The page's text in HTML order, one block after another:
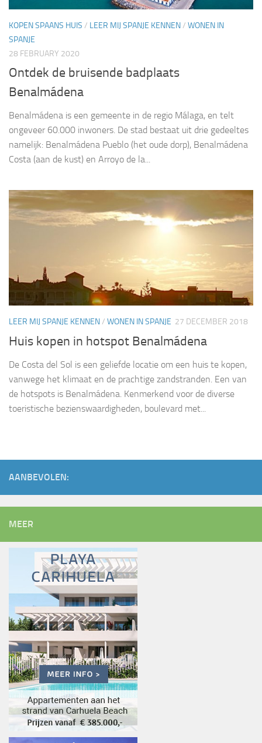
KOPEN SPAANS HUIS / LEER MIJ SPANJE KENNEN/ WONEN IN
SPANJE
28 FEBRUARY 2020
Ontdek de bruisende badplaats
Benalmádena
Benalmádena is een gemeente in de regio Málaga, en telt
ongeveer 60.000 inwoners. De stad bestaat uit drie gedeeltes
namelijk: Benalmádena Pueblo (het oude dorp), Benalmádena
Costa (aan de kust) en Arroyo de la...
LEER MIJ SPANJE KENNEN/ WONEN IN SPANJE 27 DECEMBER 2018
Huis kopen in hotspot Benalmádena
De Costa del Sol is een geliefde locatie om een huis te kopen,
vanwege het klimaat en de prachtige zandstranden. Een van
de hotspots is Benalmádena. Kenmerkend voor de diverse
toeristische bezienswaardigheden, boulevard met...
AANBEVOLEN:
MEER